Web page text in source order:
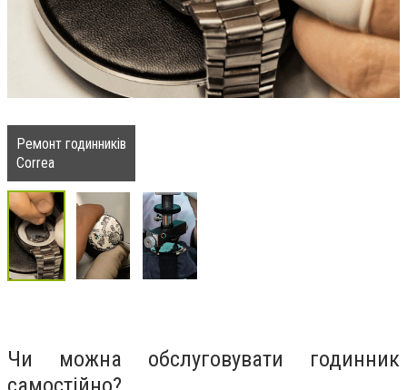
Ремонт годинників
Correa
Чи можна обслуговувати годинник